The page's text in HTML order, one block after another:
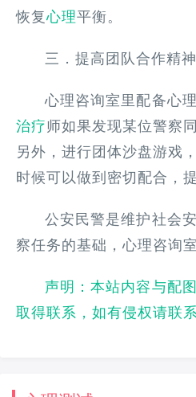
恢复心理平衡。
三．提高团队合作精神
心理咨询室里配备心
治疗师如果发现某位警察
另外，进行团体沙盘游戏
时候可以做到密切配合，
公安民警是维护社会
察任务的基础，心理咨询
声明：本站内容与配
取得联系，如有侵权请联